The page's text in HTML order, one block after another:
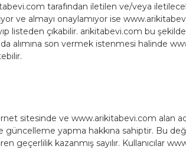
tarafından iletilen ve/veya
ve almayı onaylamıyor ise
listeden çıkabilir. arikitabevi.com bu şekilde
alımına son vermek istenmesi halinde
sitesinde ve www.arikitabevi.com alan
yapma hakkına sahiptir. Bu
kazanmış sayılır. Kullanıcılar